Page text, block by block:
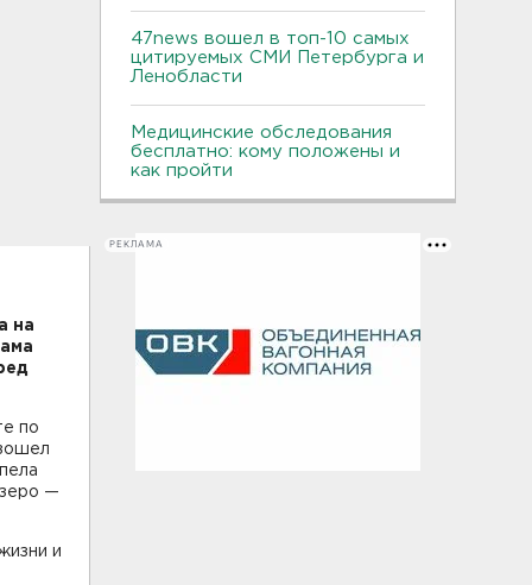
на
по
—
и
47news вошел в топ-10 самых
цитируемых СМИ Петербурга и
Ленобласти
Медицинские обследования
бесплатно: кому положены и
как пройти
РЕКЛАМА